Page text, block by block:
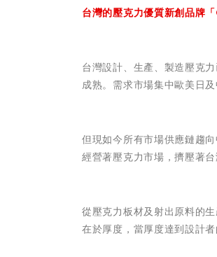
台灣的壓克力優質新創品牌
台灣設計、生產、製造壓克
成熟。需求市場集中歐美日及
但現如今所有市場供應鏈趨
經營著壓克力市場，擠壓著
從壓克力板材及射出原料的
在於厚度，當厚度達到設計